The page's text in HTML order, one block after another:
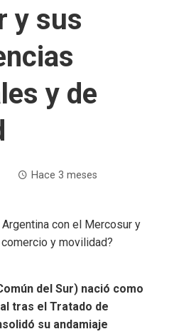
y sus
y de
Hace 3 meses
del Sur) nació como
tras el Tratado de
su andamiaje